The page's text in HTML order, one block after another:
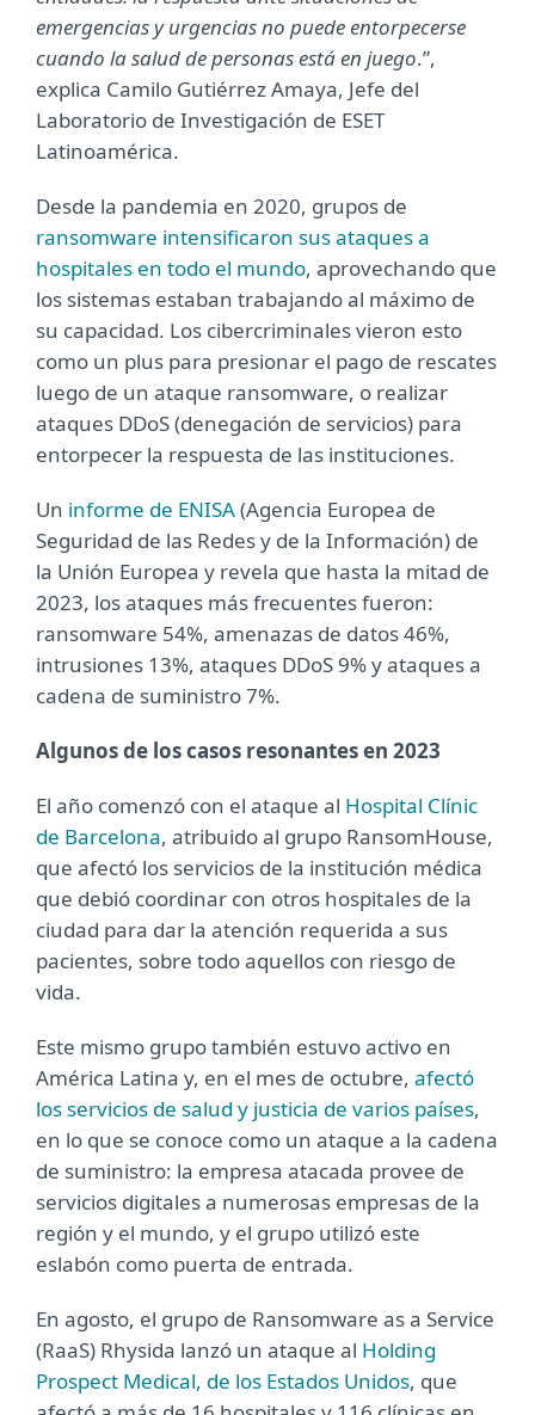
emergencias y urgencias no puede entorpecerse
cuando la salud de personas está en juego.”,
explica Camilo Gutiérrez Amaya, Jefe del
Laboratorio de Investigación de ESET
Latinoamérica.
Desde la pandemia en 2020, grupos de
ransomware intensificaron sus ataques a
hospitales en todo el mundo, aprovechando que
los sistemas estaban trabajando al máximo de
su capacidad. Los cibercriminales vieron esto
como un plus para presionar el pago de rescates
luego de un ataque ransomware, o realizar
ataques DDoS (denegación de servicios) para
entorpecer la respuesta de las instituciones.
Un informe de ENISA(Agencia Europea de
Seguridad de las Redes y de la Información) de
la Unión Europea y revela que hasta la mitad de
2023, los ataques más frecuentes fueron:
ransomware 54%, amenazas de datos 46%,
intrusiones 13%, ataques DDoS 9% y ataques a
cadena de suministro 7%.
Algunos de los casos resonantes en 2023
El año comenzó con el ataque al Hospital Clínic
de Barcelona, atribuido al grupo RansomHouse,
que afectó los servicios de la institución médica
que debió coordinar con otros hospitales de la
ciudad para dar la atención requerida a sus
pacientes, sobre todo aquellos con riesgo de
vida.
Este mismo grupo también estuvo activo en
América Latina y, en el mes de octubre, afectó
los servicios de salud y justicia de varios países,
en lo que se conoce como un ataque a la cadena
de suministro: la empresa atacada provee de
servicios digitales a numerosas empresas de la
región y el mundo, y el grupo utilizó este
eslabón como puerta de entrada.
En agosto, el grupo de Ransomware as a Service
(RaaS) Rhysida lanzó un ataque al Holding
Prospect Medical, de los Estados Unidos, que